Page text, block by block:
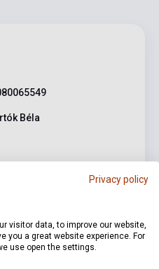
Béla
Privacy policy
visitor data, to improve our website,
you a great website experience. For
use open the settings.